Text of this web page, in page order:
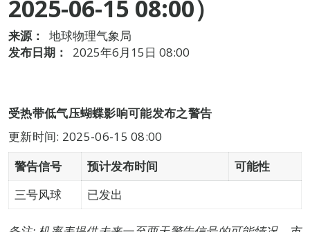
2025-06-15 08:00）
来源：
地球物理气象局
发布日期：
2025年6月15日 08:00
受热带低气压蝴蝶影响可能发布之警告
更新时间: 2025-06-15 08:00
警告信号
预计发布时间
可能性
三号风球
已发出